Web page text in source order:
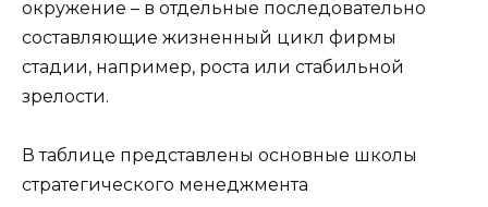
окружение – в отдельные последовательно
составляющие жизненный цикл фирмы
стадии, например, роста или стабильной
зрелости.
В таблице представлены основные школы
стратегического менеджмента